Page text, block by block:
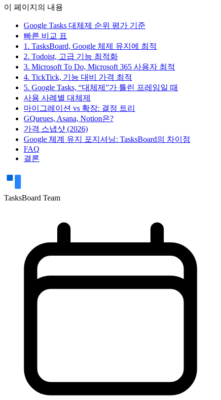
이 페이지의 내용
Google Tasks 대체제 순위 평가 기준
빠른 비교 표
1. TasksBoard, Google 체제 유지에 최적
2. Todoist, 고급 기능 최적화
3. Microsoft To Do, Microsoft 365 사용자 최적
4. TickTick, 기능 대비 가격 최적
5. Google Tasks, “대체제”가 틀린 프레임일 때
사용 사례별 대체제
마이그레이션 vs 확장: 결정 트리
GQueues, Asana, Notion은?
가격 스냅샷 (2026)
Google 체계 유지 포지셔닝: TasksBoard의 차이점
FAQ
결론
TasksBoard Team